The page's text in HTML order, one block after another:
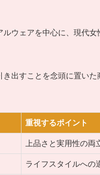
ウェアを中心に、現代女
出すことを念頭に置いた
重視するポイント
上品さと実用性の両
ライフスタイルへの